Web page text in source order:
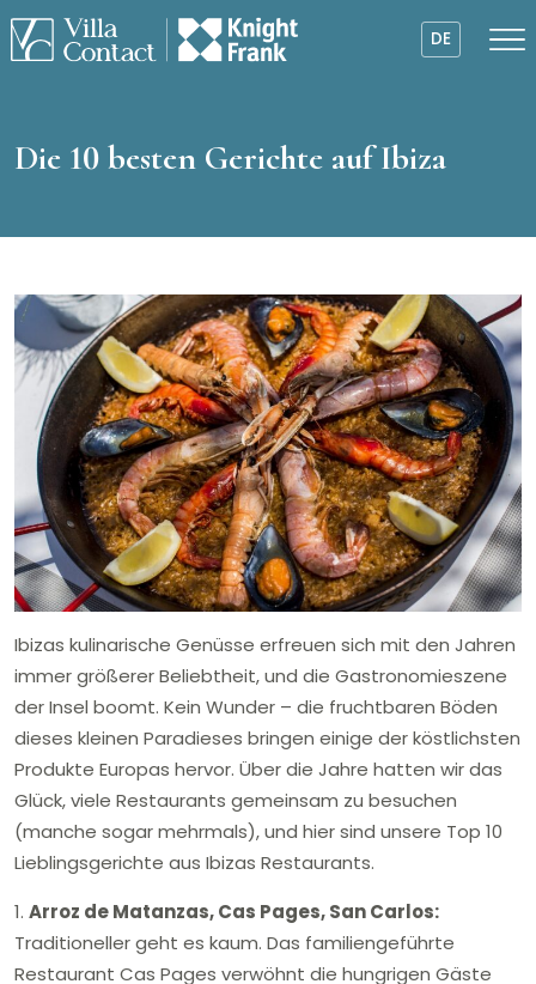
DE
Die 10 besten Gerichte auf Ibiza
Ibizas kulinarische Genüsse erfreuen sich mit den Jahren
immer größerer Beliebtheit, und die Gastronomieszene
der Insel boomt. Kein Wunder – die fruchtbaren Böden
dieses kleinen Paradieses bringen einige der köstlichsten
Produkte Europas hervor. Über die Jahre hatten wir das
Glück, viele Restaurants gemeinsam zu besuchen
(manche sogar mehrmals), und hier sind unsere Top 10
Lieblingsgerichte aus Ibizas Restaurants.
1. Arroz de Matanzas, Cas Pages, San Carlos:
Traditioneller geht es kaum. Das familiengeführte
Restaurant Cas Pages verwöhnt die hungrigen Gäste